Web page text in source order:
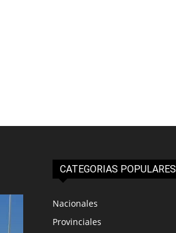
CATEGORIAS POPULARES
Nacionales
Provinciales